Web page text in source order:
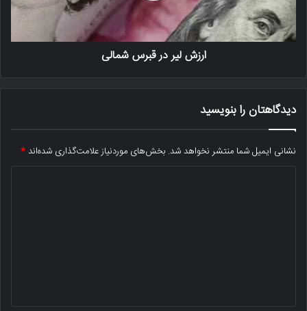
ارزش لیر در قبرس شمالی
دیدگاهتان را بنویسید
نشانی ایمیل شما منتشر نخواهد شد. بخش‌های موردنیاز علامت‌گذاری شده‌اند*